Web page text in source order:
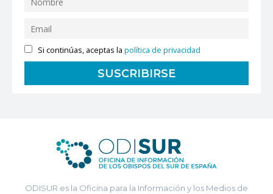
Si continúas, aceptas lapolítica de privacidad
ODISUR es la Oficina para la Información y los Medios de